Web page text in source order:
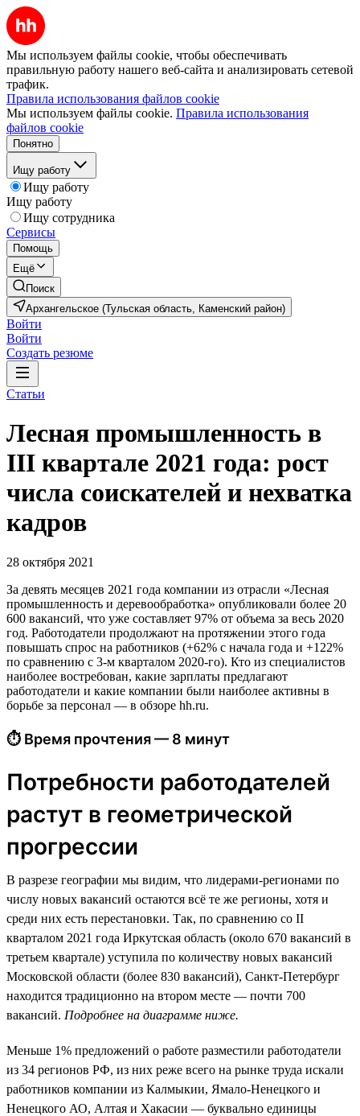
Мы используем файлы cookie, чтобы обеспечивать
правильную работу нашего веб-сайта и анализировать сетевой
трафик.
Правила использования файлов cookie
Мы используем файлы cookie. Правила использования
файлов cookie
Понятно
Ищу работу
Ищу работу
Ищу работу
Ищу сотрудника
Сервисы
Помощь
Ещё
Поиск
Архангельское (Тульская область, Каменский район)
Войти
Войти
Создать резюме
Статьи
Лесная промышленность в
III квартале 2021 года: рост
числа соискателей и нехватка
кадров
28 октября 2021
За девять месяцев 2021 года компании из отрасли «Лесная
промышленность и деревообработка» опубликовали более 20
600 вакансий, что уже составляет 97% от объема за весь 2020
год. Работодатели продолжают на протяжении этого года
повышать спрос на работников (+62% с начала года и +122%
по сравнению с 3-м кварталом 2020-го). Кто из специалистов
наиболее востребован, какие зарплаты предлагают
работодатели и какие компании были наиболее активны в
борьбе за персонал — в обзоре hh.ru.
⏱ Время прочтения — 8 минут
Потребности работодателей
растут в геометрической
прогрессии
В разрезе географии мы видим, что лидерами-регионами по
числу новых вакансий остаются всё те же регионы, хотя и
среди них есть перестановки. Так, по сравнению со II
кварталом 2021 года Иркутская область (около 670 вакансий в
третьем квартале) уступила по количеству новых вакансий
Московской области (более 830 вакансий), Санкт-Петербург
находится традиционно на втором месте — почти 700
вакансий. Подробнее на диаграмме ниже.
Меньше 1% предложений о работе разместили работодатели
из 34 регионов РФ, из них реже всего на рынке труда искали
работников компании из Калмыкии, Ямало-Ненецкого и
Ненецкого АО, Алтая и Хакасии — буквально единицы